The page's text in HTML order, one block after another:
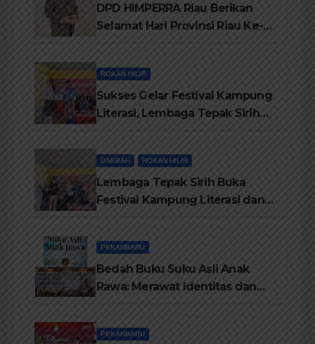
DPD HIMPERRA Riau Berikan
Selamat Hari Provinsi Riau Ke-
ROKAN HILIR
Sukses Gelar Festival Kampung
Literasi, Lembaga Tepak Sirih
DAERAH ROKAN HILIR
Lembaga Tepak Sirih Buka
Festival Kampung Literasi dan
PEKANBARU
Bedah Buku Suku Asli Anak
Rawa: Merawat Identitas dan
PEKANBARU